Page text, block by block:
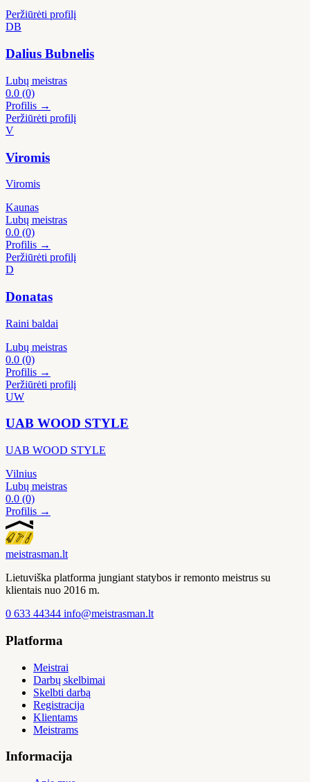
Peržiūrėti profilį
DB
Dalius Bubnelis
Lubų meistras
0.0 (0)
Profilis →
Peržiūrėti profilį
V
Viromis
Viromis
Kaunas
Lubų meistras
0.0 (0)
Profilis →
Peržiūrėti profilį
D
Donatas
Raini baldai
Lubų meistras
0.0 (0)
Profilis →
Peržiūrėti profilį
UW
UAB WOOD STYLE
UAB WOOD STYLE
Vilnius
Lubų meistras
0.0 (0)
Profilis →
meistrasman.lt
Lietuviška platforma jungiant statybos ir remonto meistrus su
klientais nuo 2016 m.
0 633 44344 info@meistrasman.lt
Platforma
Meistrai
Darbų skelbimai
Skelbti darbą
Registracija
Klientams
Meistrams
Informacija